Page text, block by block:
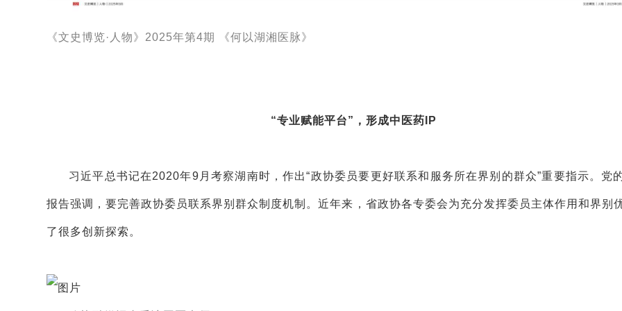
《文史博览·人物》2025年第4期 《何以湖湘医脉》
“专业赋能平台”，形成中医药IP
习近平总书记在2020年9月考察湖南时，作出“政协委员要更好联系和服务所在界别的群众”重要指示。党
报告强调，要完善政协委员联系界别群众制度机制。近年来，省政协各专委会为充分发挥委员主体作用和界别
了很多创新探索。